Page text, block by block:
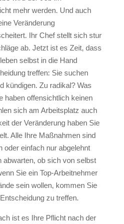
mehr werden. Und auch
Veränderung
Ihr Chef stellt sich stur
ab. Jetzt ist es Zeit, dass
selbst in die Hand
treffen: Sie suchen
kündigen. Zu radikal? Was
haben offensichtlich keinen
sich am Arbeitsplatz auch
der Veränderung haben Sie
Alle Ihre Maßnahmen sind
oder einfach nur abgelehnt
abwarten, ob sich von selbst
Sie ein Top-Arbeitnehmer
sein wollen, kommen Sie
zu treffen.
ist es Ihre Pflicht nach der